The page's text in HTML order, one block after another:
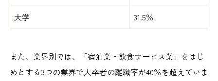
大学 31.5％
また、業界別では、「宿泊業・飲食サービス業」をはじ
めとする3つの業界で大卒者の離職率が40％を超えていま